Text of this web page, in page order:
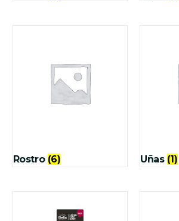
Rostro (6) Uñas (1)